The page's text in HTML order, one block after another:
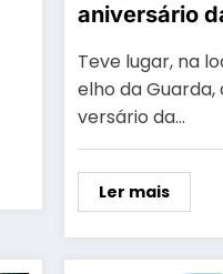
aniversário
Teve lugar, na
elho da
versário da…
Ler mais